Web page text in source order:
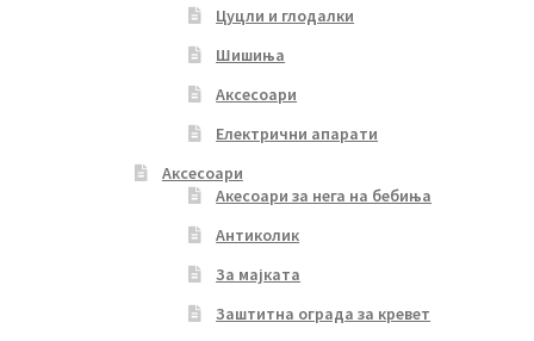
Цуцли и глодалки
Шишиња
Аксесоари
Електрични апарати
Аксесоари
Акесоари за нега на бебиња
Антиколик
За мајката
Заштитна ограда за кревет